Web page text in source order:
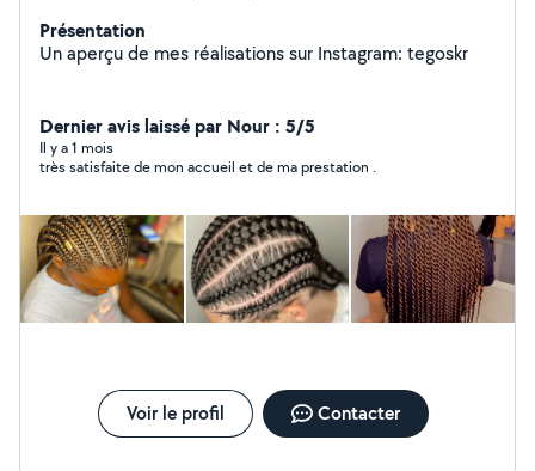
Présentation
Un aperçu de mes réalisations sur Instagram: tegoskr
Dernier avis laissé par Nour : 5/5
Il y a 1 mois
très satisfaite de mon accueil et de ma prestation .
Voir le profil Contacter